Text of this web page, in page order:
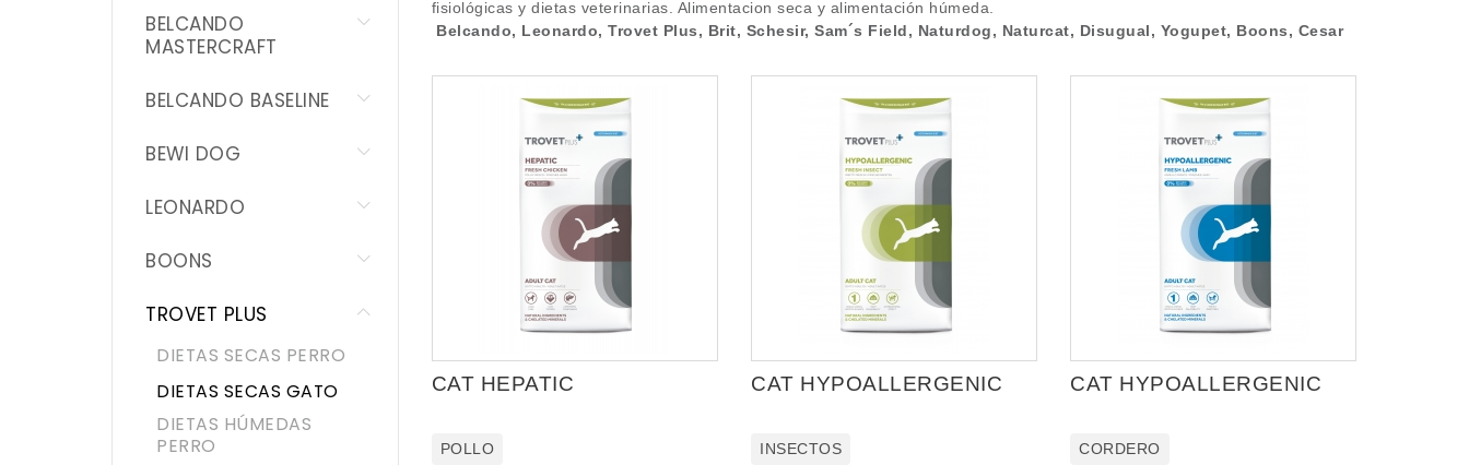
BELCANDO
MASTERCRAFT
BELCANDO BASELINE
BEWI DOG
LEONARDO
BOONS
TROVET PLUS
DIETAS SECAS PERRO
DIETAS SECAS GATO
DIETAS HÚMEDAS
PERRO
fisiológicas y dietas veterinarias. Alimentacion seca y alimentación húmeda.
Belcando, Leonardo, Trovet Plus, Brit, Schesir, Sam´s Field, Naturdog, Naturcat, Disugual, Yogupet, Boons, Cesar
CAT HEPATIC
POLLO
CAT HYPOALLERGENIC
INSECTOS
CAT HYPOALLERGENIC
CORDERO